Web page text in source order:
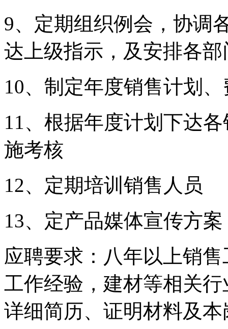
9、定期组织例会，协调
达上级指示，及安排各
10、制定年度销售计划
11、根据年度计划下达
施考核
12、定期培训销售人员
13、定产品媒体宣传方案
应聘要求：八年以上销
工作经验，建材等相关
详细简历、证明材料及